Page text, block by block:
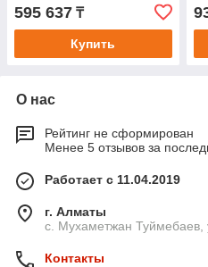
595 637 ₸
Купить
О нас
Рейтинг не сформирован
Менее 5 отзывов за
Работает с 11.04.2019
г. Алматы
с. Мухаметжан Туймебаев,
Контакты